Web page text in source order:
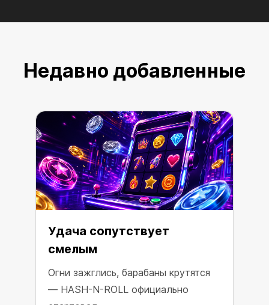
Недавно добавленные
Удача сопутствует
смелым
Огни зажглись, барабаны крутятся
— HASH-N-ROLL официально